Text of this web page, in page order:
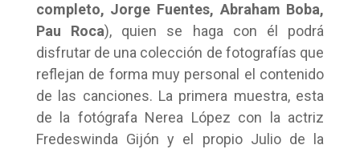
completo, Jorge Fuentes, Abraham Boba,
Pau Roca), quien se haga con él podrá
disfrutar de una colección de fotografías que
reflejan de forma muy personal el contenido
de las canciones. La primera muestra, esta
de la fotógrafa Nerea López con la actriz
Fredeswinda Gijón y el propio Julio de la